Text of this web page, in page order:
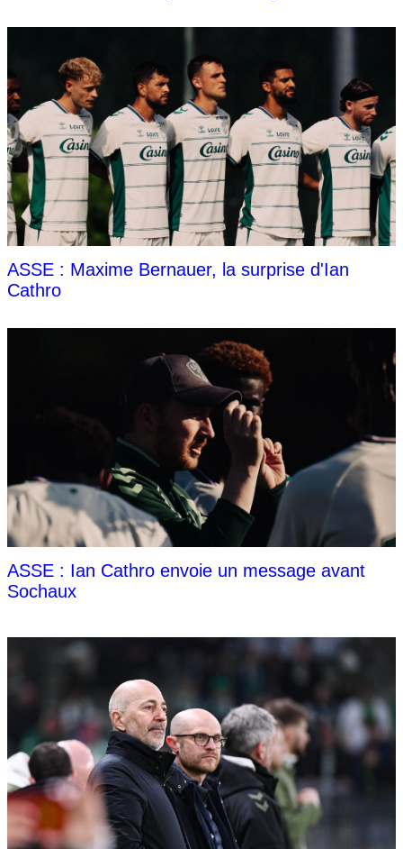
ASSE : Maxime Bernauer, la surprise d'Ian
Cathro
ASSE : Ian Cathro envoie un message avant
Sochaux